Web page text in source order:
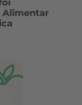
Alimentar